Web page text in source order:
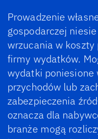
Prowadzenie
gospodarczej
wrzucania w koszty
firmy wydatków.
wydatki poniesione
przychodów lub
zabezpieczenia
oznacza dla
branże mogą